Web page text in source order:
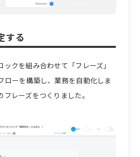
する
クを組み合わせて「フレーズ」
ローを構築し、業務を自動化しま
レーズをつくりました。